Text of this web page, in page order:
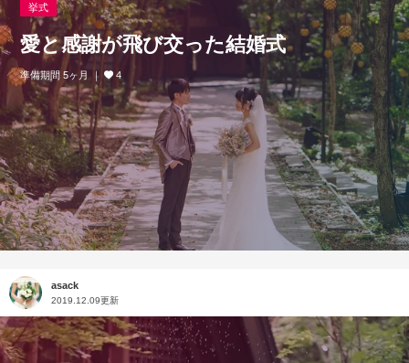
挙式
愛と感謝が飛び交った結婚式
準備期間 5ヶ月 4
asack
2019.12.09更新